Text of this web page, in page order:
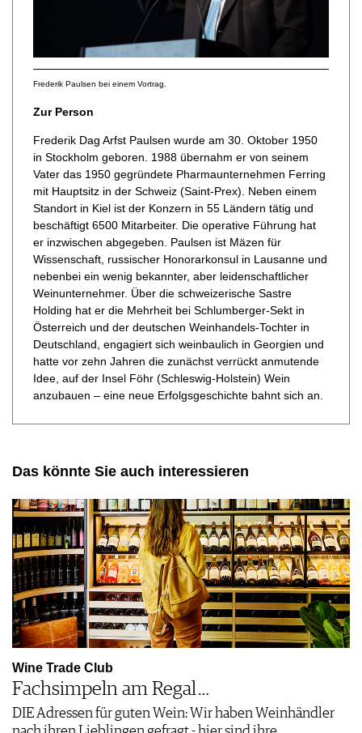
Frederik Paulsen bei einem Vortrag.
Zur Person
Frederik Dag Arfst Paulsen wurde am 30. Oktober 1950
in Stockholm geboren. 1988 übernahm er von seinem
Vater das 1950 gegründete Pharmaunternehmen Ferring
mit Hauptsitz in der Schweiz (Saint-Prex). Neben einem
Standort in Kiel ist der Konzern in 55 Ländern tätig und
beschäftigt 6500 Mitarbeiter. Die operative Führung hat
er inzwischen abgegeben. Paulsen ist Mäzen für
Wissenschaft, russischer Honorarkonsul in Lausanne und
nebenbei ein wenig bekannter, aber leidenschaftlicher
Weinunternehmer. Über die schweizerische Sastre
Holding hat er die Mehrheit bei Schlumberger-Sekt in
Österreich und der deutschen Weinhandels-Tochter in
Deutschland, engagiert sich weinbaulich in Georgien und
hatte vor zehn Jahren die zunächst verrückt anmutende
Idee, auf der Insel Föhr (Schleswig-Holstein) Wein
anzubauen – eine neue Erfolgsgeschichte bahnt sich an.
Das könnte Sie auch interessieren
Wine Trade Club
Fachsimpeln am Regal …
DIE Adressen für guten Wein: Wir haben Weinhändler